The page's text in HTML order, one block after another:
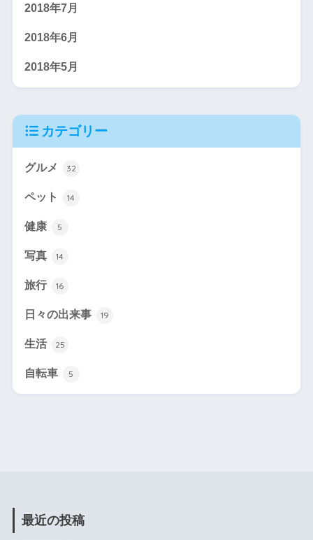
2018年7月
2018年6月
2018年5月
カテゴリー
グルメ 32
ペット 14
健康 5
写真 14
旅行 16
日々の出来事 19
生活 25
自転車 5
最近の投稿